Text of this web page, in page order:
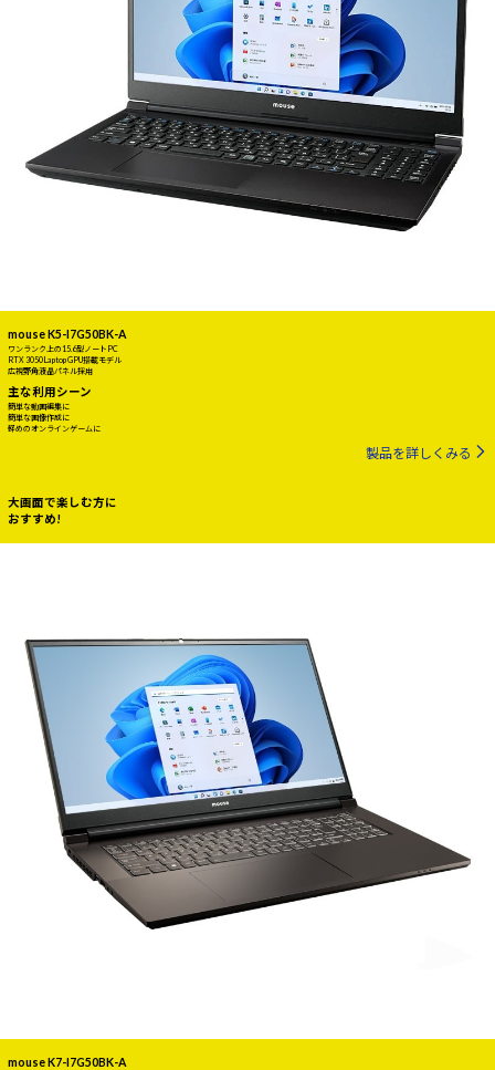
mouse K5-I7G50BK-A
ワンランク上の15.6型ノートPC
RTX 3050 Laptop GPU搭載モデル
広視野角液晶パネル採用
主な利用シーン
簡単な動画編集に
簡単な画像作成に
軽めのオンラインゲームに
製品を詳しくみる
大画面で楽しむ方に
おすすめ!
mouse K7-I7G50BK-A